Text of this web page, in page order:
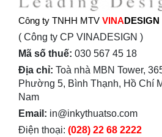
Công ty TNHH MTV VINADESIGN
( Công ty CP VINADESIGN )
Mã số thuế: 030 567 45 18
Địa chỉ: Toà nhà MBN Tower,
Phường 5, Bình Thạnh, Hồ Chí
Nam
Email: in@inkythuatso.com
Điện thoại: (028) 22 68 2222